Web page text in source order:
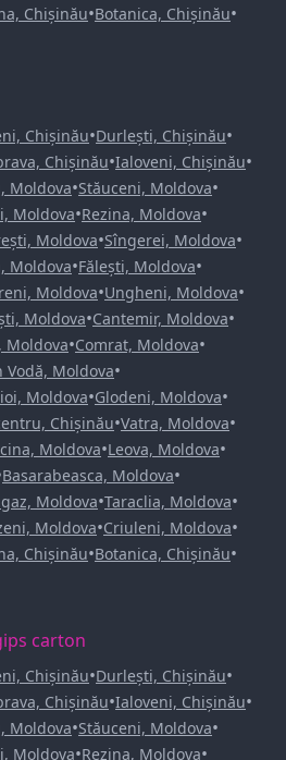
Chișinău•Botanica, Chișinău•
Chișinău•Durlești, Chișinău•
Chișinău•Ialoveni, Chișinău•
Moldova•Stăuceni, Moldova•
Moldova•Rezina, Moldova•
Moldova•Sîngerei, Moldova•
Moldova•Fălești, Moldova•
Moldova•Ungheni, Moldova•
Moldova•Cantemir, Moldova•
Moldova•Comrat, Moldova•
Vodă, Moldova•
Moldova•Glodeni, Moldova•
Chișinău•Vatra, Moldova•
Moldova•Leova, Moldova•
Basarabeasca, Moldova•
Moldova•Taraclia, Moldova•
Moldova•Criuleni, Moldova•
Chișinău•Botanica, Chișinău•
carton
Chișinău•Durlești, Chișinău•
Chișinău•Ialoveni, Chișinău•
Moldova•Stăuceni, Moldova•
Moldova•Rezina, Moldova•